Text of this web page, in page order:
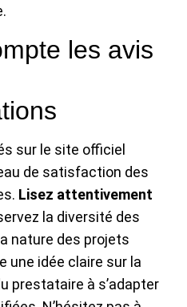
les avis
sur le site officiel
de satisfaction des
Lisez attentivement
la diversité des
nature des projets
une idée claire sur la
prestataire à s’adapter